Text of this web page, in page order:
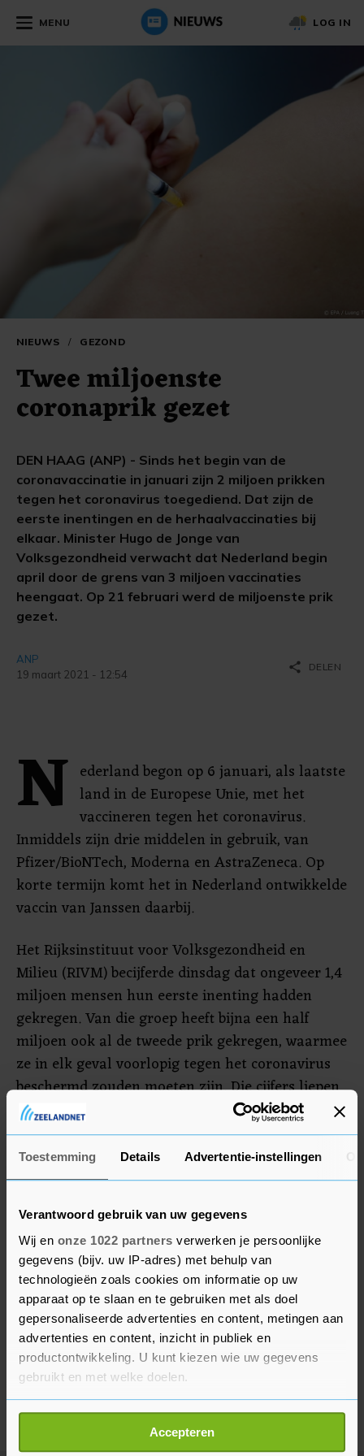
Toestemming Details Advertentie-instellingen
Verantwoord gebruik van uw gegevens
Wij en onze 1022 partners verwerken je persoonlijke
gegevens (bijv. uw IP-adres) met behulp van
technologieën zoals cookies om informatie op uw
apparaat op te slaan en te gebruiken met als doel
gepersonaliseerde advertenties en content, metingen aan
advertenties en content, inzicht in publiek en
productontwikkeling. U kunt kiezen wie uw gegevens
gebruikt en met welke doelen.
Als u het toestaat, willen we ook graag:
Informatie verzamelen over uw geografische
Accepteren
MENU LOG IN
NIEUWS / GEZOND
Twee miljoenste
coronaprik gezet
DEN HAAG (ANP) - Sinds het begin van de
coronavaccinatie in januari zijn 2 miljoen prikken
tegen het coronavirus toegediend. Dat zijn de
eerste inentingen en de herhaalvaccinaties bij
elkaar. Minister Hugo de Jonge van
Volksgezondheid verwacht dat Nederland begin
april door de grens van 3 miljoen vaccinaties
heengaat. Op 21 februari werd de miljoenste prik
gezet.
ANP
19 maart 2021 - 12:54
share DELEN
N ederland begon op 6 januari, als laatste
land in de Europese Unie, met het
vaccineren tegen het coronavirus.
Inmiddels zijn drie middelen in gebruik, van
Pfizer/BioNTech, Moderna en AstraZeneca. Op
korte termijn komt het in Nederland ontwikkelde
vaccin van Janssen daarbij.
Het Rijksinstituut voor Volksgezondheid en
Milieu (RIVM) becijferde dinsdag dat ongeveer 1,4
miljoen mensen hun eerste inenting hadden
gekregen. Van die groep heeft bijna een half
miljoen ook al de tweede prik gekregen, waarmee
ze in elk geval voorlopig tegen het coronavirus
beschermd zouden moeten zijn. Die cijfers liepen
tot en met afgelopen zondag. Het RIVM regelt
het vaccinatieprogramma.